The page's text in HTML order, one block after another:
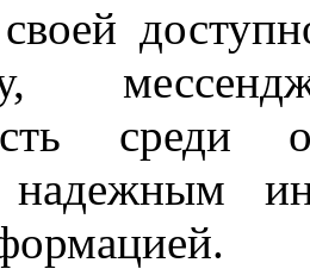
своей
среди
надежным